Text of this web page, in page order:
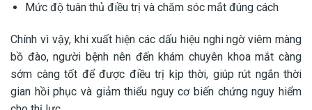
Mức độ tuân thủ điều trị và chăm sóc mắt đúng cách
Chính vì vậy, khi xuất hiện các dấu hiệu nghi ngờ viêm màng
bồ đào, người bệnh nên đến khám chuyên khoa mắt càng
sớm càng tốt để được điều trị kịp thời, giúp rút ngắn thời
gian hồi phục và giảm thiểu nguy cơ biến chứng nguy hiểm